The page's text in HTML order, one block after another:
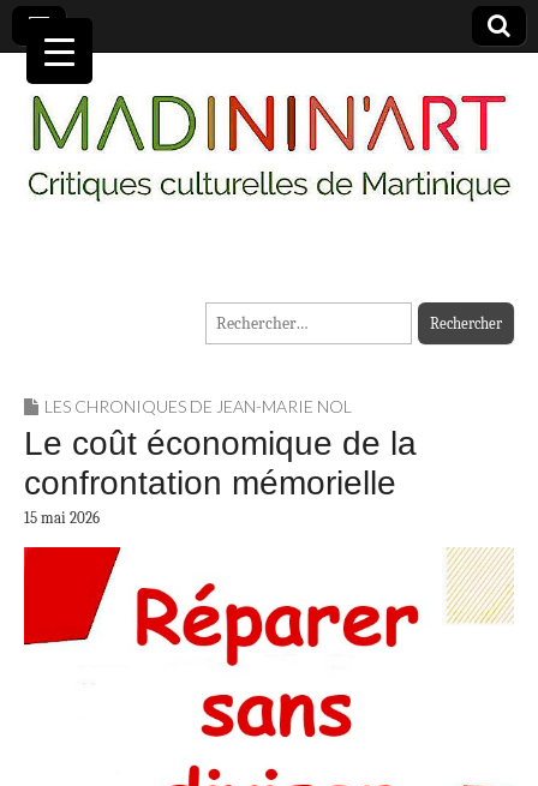
MADININ'ART
Rechercher :
LES CHRONIQUES DE JEAN-MARIE NOL
Le coût économique de la
confrontation mémorielle
15 mai 2026